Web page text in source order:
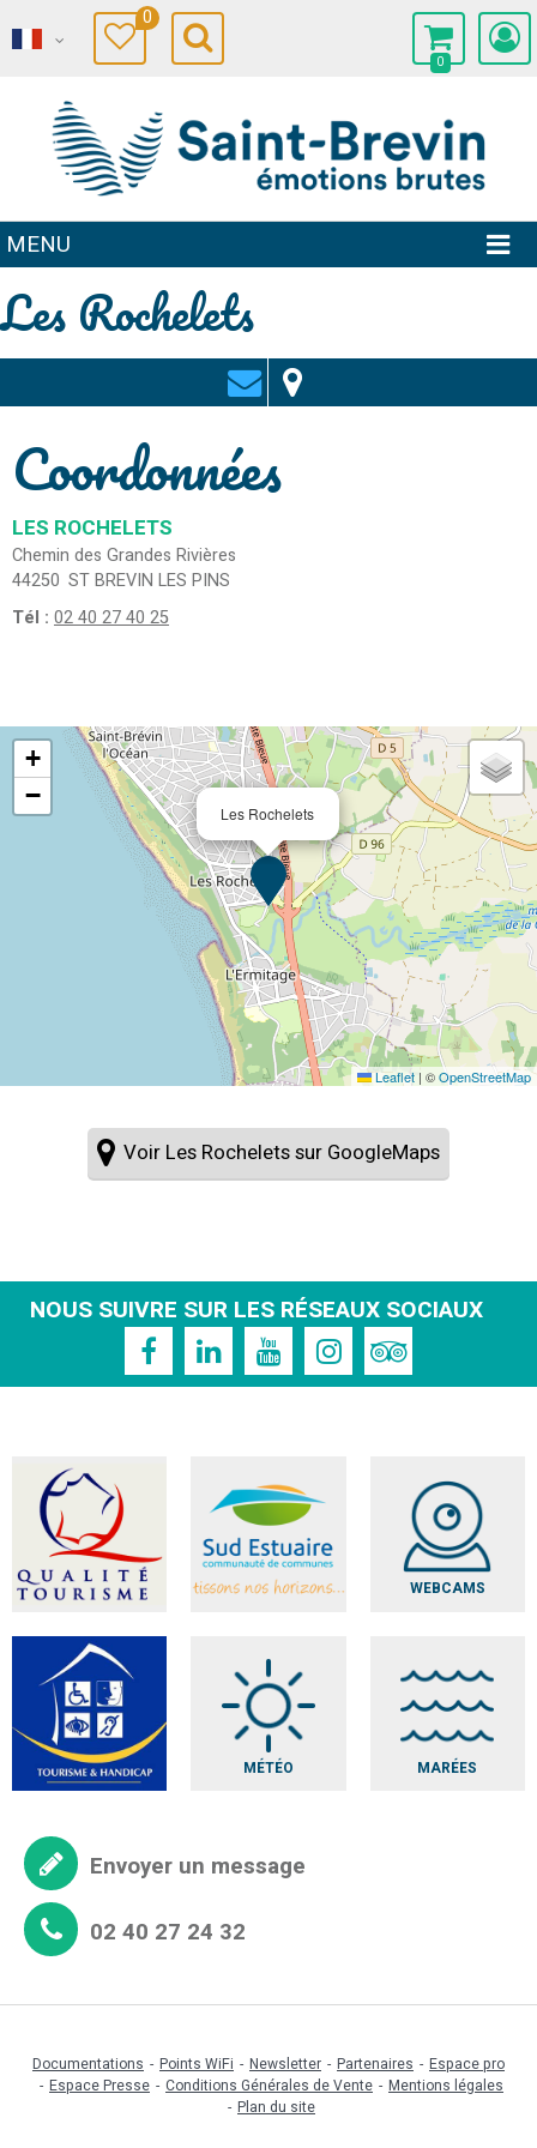
0
0
MENU
Les Rochelets
Coordonnées
LES ROCHELETS
Chemin des Grandes Rivières
44250 ST BREVIN LES PINS
Tél : 02 40 27 40 25
Les Rochelets
+
−
Leaflet | ©OpenStreetMap
Voir Les Rochelets sur GoogleMaps
NOUS SUIVRE SUR LES RÉSEAUX SOCIAUX
WEBCAMS
MÉTÉO MARÉES
Envoyer un message
02 40 27 24 32
Documentations Points WiFi Newsletter Partenaires
Espace pro
Espace Presse
Conditions Générales de Vente
Mentions légales
Plan du site